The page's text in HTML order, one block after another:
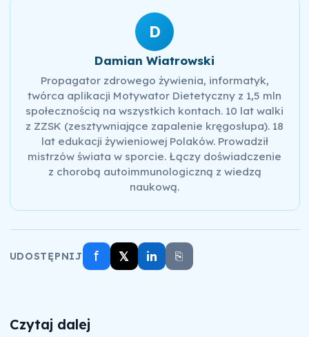
D
Damian Wiatrowski
Propagator zdrowego żywienia, informatyk,
twórca aplikacji Motywator Dietetyczny z 1,5 mln
społecznością na wszystkich kontach. 10 lat walki
z ZZSK (zesztywniające zapalenie kręgosłupa). 18
lat edukacji żywieniowej Polaków. Prowadził
mistrzów świata w sporcie. Łączy doświadczenie
z chorobą autoimmunologiczną z wiedzą
naukową.
UDOSTĘPNIJ f 𝕏 in ⎘
Czytaj dalej